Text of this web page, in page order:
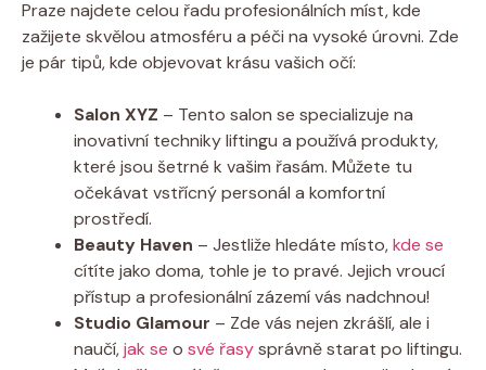
Praze⁤ najdete celou řadu profesionálních míst, kde
zažijete skvělou atmosféru⁢ a péči na vysoké úrovni. Zde
⁢je pár‍ tipů, kde objevovat krásu vašich očí:
Salon XYZ – Tento ‍salon ‍se specializuje na
inovativní techniky⁢ liftingu a používá produkty,
‍které jsou ⁤šetrné k⁢ vašim řasám. Můžete tu
očekávat vstřícný personál a komfortní‌
prostředí.
Beauty ‍Haven – Jestliže ⁤hledáte místo,kde se
cítíte ​jako doma, tohle je to pravé.⁢ Jejich ⁢vroucí
⁢přístup a profesionální ⁣zázemí vás​ nadchnou!
Studio Glamour – Zde⁤ vás nejen zkrášlí, ale​ i
naučí,jak ‌se o ⁣ své řasysprávně starat po liftingu.